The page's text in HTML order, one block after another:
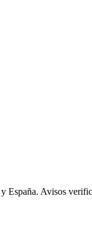
España. Avisos